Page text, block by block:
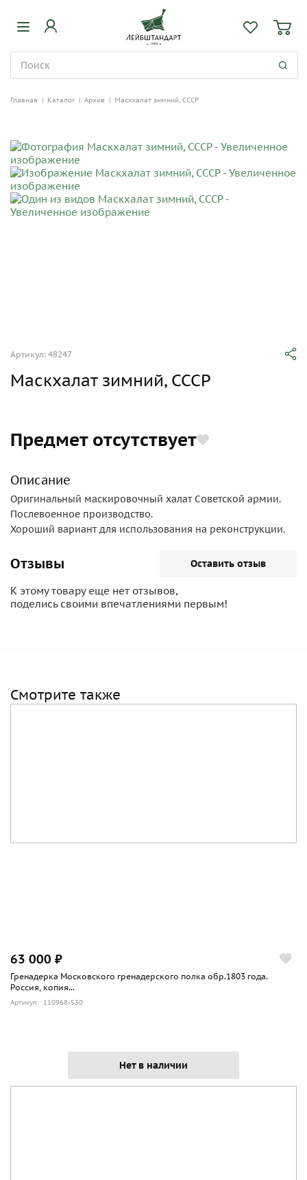
Главная | Каталог | Архив | Маскхалат зимний, СССР
Артикул: 48247
Маскхалат зимний, СССР
Предмет отсутствует
Описание
Оригинальный маскировочный халат Советской армии.
Послевоенное производство.
Хороший вариант для использования на реконструкции.
Отзывы Оставить отзыв
К этому товару еще нет отзывов,
поделись своими впечатлениями первым!
Смотрите также
63 000 ₽
Гренадерка Московского гренадерского полка обр.1803 года.
Россия, копия...
Артикул: 110968-530
Нет в наличии